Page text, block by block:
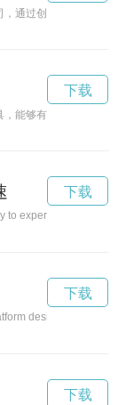
通过创新的技术手段
能够有效提升网络速
下载
to experience love
下载
designed
下载
下载